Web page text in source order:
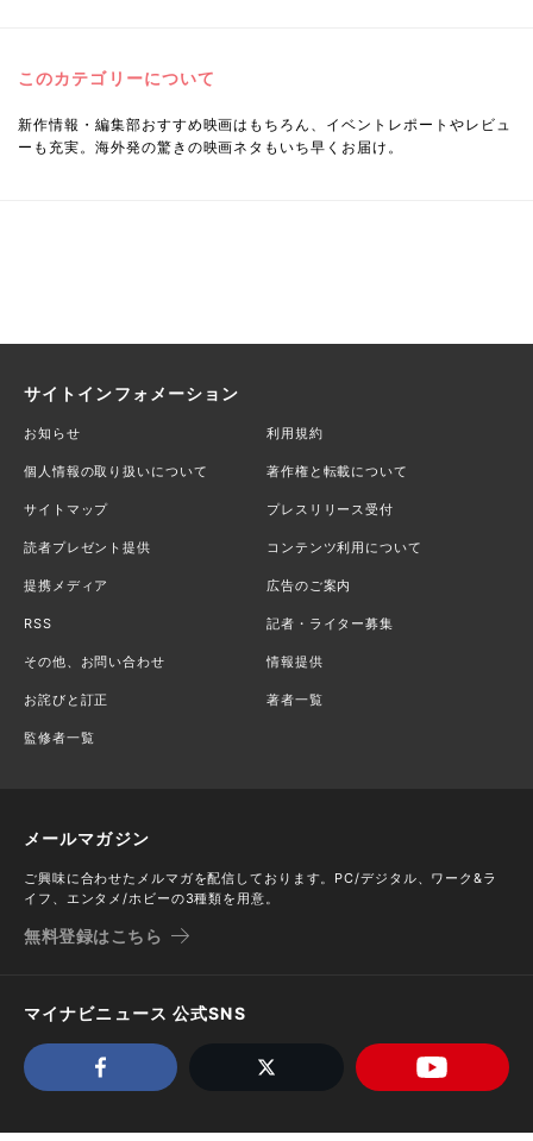
このカテゴリーについて
新作情報・編集部おすすめ映画はもちろん、イベントレポートやレビュ
ーも充実。海外発の驚きの映画ネタもいち早くお届け。
サイトインフォメーション
お知らせ 利用規約
個人情報の取り扱いについて 著作権と転載について
サイトマップ プレスリリース受付
読者プレゼント提供 コンテンツ利用について
提携メディア 広告のご案内
RSS 記者・ライター募集
その他、お問い合わせ 情報提供
お詫びと訂正 著者一覧
監修者一覧
メールマガジン
ご興味に合わせたメルマガを配信しております。PC/デジタル、ワーク&ラ
イフ、エンタメ/ホビーの3種類を用意。
無料登録はこちら
マイナビニュース 公式SNS